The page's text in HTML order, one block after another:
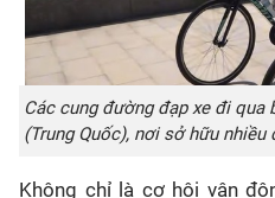
Các cung đường đạp xe đi qua
(Trung Quốc), nơi sở hữu
Không chỉ là cơ hội vận